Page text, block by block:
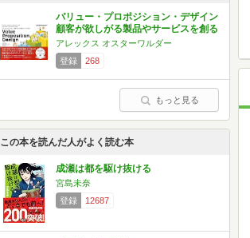
バリュー・プロポジション・デザイン
顧客が欲しがる製品やサービスを創る
アレックス オスターワルダー
登録
268
もっと見る
この本を読んだ人がよく読む本
成瀬は都を駆け抜ける
宮島未奈
登録
12687